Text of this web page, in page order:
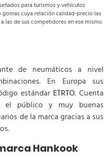
para turismos y vehículos
cuya relación calidad-precio las
las de sus competidores en ese mismo
de neumáticos a nivel
En Europa sus
estándar ETRTO. Cuenta
el público y muy buenas
de la marca gracias a sus
Hankook